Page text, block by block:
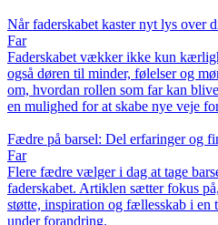
Når faderskabet kaster nyt lys over
Far
Faderskabet vækker ikke kun
også døren til minder, følelser og
om, hvordan rollen som far kan
en mulighed for at skabe nye veje
Fædre på barsel: Del erfaringer og
Far
Flere fædre vælger i dag at tage
faderskabet. Artiklen sætter fokus
støtte, inspiration og fællesskab i
under forandring.